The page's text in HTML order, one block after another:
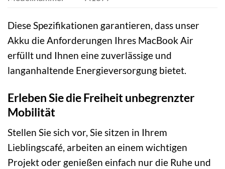
Diese Spezifikationen garantieren, dass unser
Akku die Anforderungen Ihres MacBook Air
erfüllt und Ihnen eine zuverlässige und
langanhaltende Energieversorgung bietet.
Erleben Sie die Freiheit unbegrenzter
Mobilität
Stellen Sie sich vor, Sie sitzen in Ihrem
Lieblingscafé, arbeiten an einem wichtigen
Projekt oder genießen einfach nur die Ruhe und